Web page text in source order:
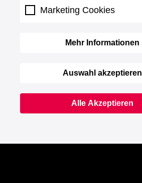
Marketing Cookies
Mehr Informationen
Auswahl akzeptieren
Alle Akzeptieren